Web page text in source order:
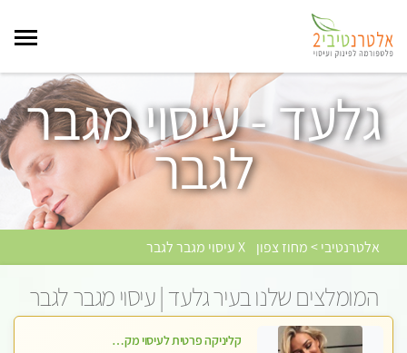
גלעד - עיסוי מגבר
לגבר
אלטרנטיבי > מחוז צפון X עיסוי מגבר לגבר
המומלצים שלנו בעיר גלעד | עיסוי מגבר לגבר
קליניקה פרטית לעיסוי מקצועי ואלטרנטיבי ברמה גבוהה VIP תתקשר ..... highly recommended..new in the city